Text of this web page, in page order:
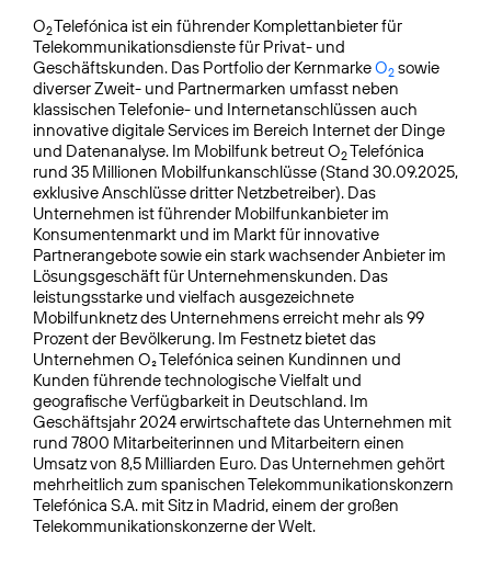
O2Telefónica ist ein führender Komplettanbieter für
Telekommunikationsdienste für Privat- und
Geschäftskunden. Das Portfolio der KernmarkeO2 sowie
diverser Zweit- und Partnermarken umfasst neben
klassischen Telefonie- und Internetanschlüssen auch
innovative digitale Services im Bereich Internet der Dinge
und Datenanalyse. Im Mobilfunk betreut O2Telefónica
rund 35 Millionen Mobilfunkanschlüsse (Stand 30.09.2025,
exklusive Anschlüsse dritter Netzbetreiber). Das
Unternehmen ist führender Mobilfunkanbieter im
Konsumentenmarkt und im Markt für innovative
Partnerangebote sowie ein stark wachsender Anbieter im
Lösungsgeschäft für Unternehmenskunden. Das
leistungsstarke und vielfach ausgezeichnete
Mobilfunknetz des Unternehmens erreicht mehr als 99
Prozent der Bevölkerung. Im Festnetz bietet das
Unternehmen O₂ Telefónica seinen Kundinnen und
Kunden führende technologische Vielfalt und
geografische Verfügbarkeit in Deutschland. Im
Geschäftsjahr 2024 erwirtschaftete das Unternehmen mit
rund 7800 Mitarbeiterinnen und Mitarbeitern einen
Umsatz von 8,5 Milliarden Euro. Das Unternehmen gehört
mehrheitlich zum spanischen Telekommunikationskonzern
Telefónica S.A. mit Sitz in Madrid, einem der großen
Telekommunikationskonzerne der Welt.